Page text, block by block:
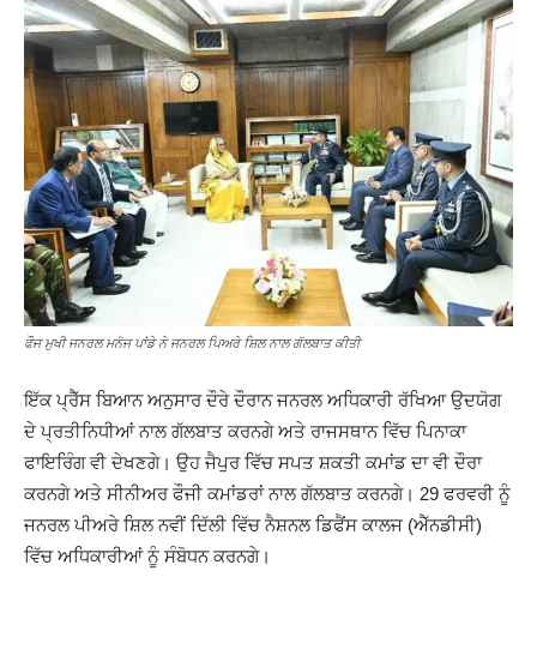
ਫੌਜ ਮੁਖੀ ਜਨਰਲ ਮਨੋਜ ਪਾਂਡੇ ਨੇ ਜਨਰਲ ਪਿਅਰੇ ਸ਼ਿਲ ਨਾਲ ਗੱਲਬਾਤ ਕੀਤੀ
ਇੱਕ ਪ੍ਰੈੱਸ ਬਿਆਨ ਅਨੁਸਾਰ ਦੌਰੇ ਦੌਰਾਨ ਜਨਰਲ ਅਧਿਕਾਰੀ ਰੱਖਿਆ ਉਦਯੋਗ
ਦੇ ਪ੍ਰਤੀਨਿਧੀਆਂ ਨਾਲ ਗੱਲਬਾਤ ਕਰਨਗੇ ਅਤੇ ਰਾਜਸਥਾਨ ਵਿੱਚ ਪਿਨਾਕਾ
ਫਾਇਰਿੰਗ ਵੀ ਦੇਖਣਗੇ। ਉਹ ਜੈਪੁਰ ਵਿੱਚ ਸਪਤ ਸ਼ਕਤੀ ਕਮਾਂਡ ਦਾ ਵੀ ਦੌਰਾ
ਕਰਨਗੇ ਅਤੇ ਸੀਨੀਅਰ ਫੌਜੀ ਕਮਾਂਡਰਾਂ ਨਾਲ ਗੱਲਬਾਤ ਕਰਨਗੇ। 29 ਫਰਵਰੀ ਨੂੰ
ਜਨਰਲ ਪੀਅਰੇ ਸ਼ਿਲ ਨਵੀਂ ਦਿੱਲੀ ਵਿੱਚ ਨੈਸ਼ਨਲ ਡਿਫੈਂਸ ਕਾਲਜ (ਐੱਨਡੀਸੀ)
ਵਿੱਚ ਅਧਿਕਾਰੀਆਂ ਨੂੰ ਸੰਬੋਧਨ ਕਰਨਗੇ।